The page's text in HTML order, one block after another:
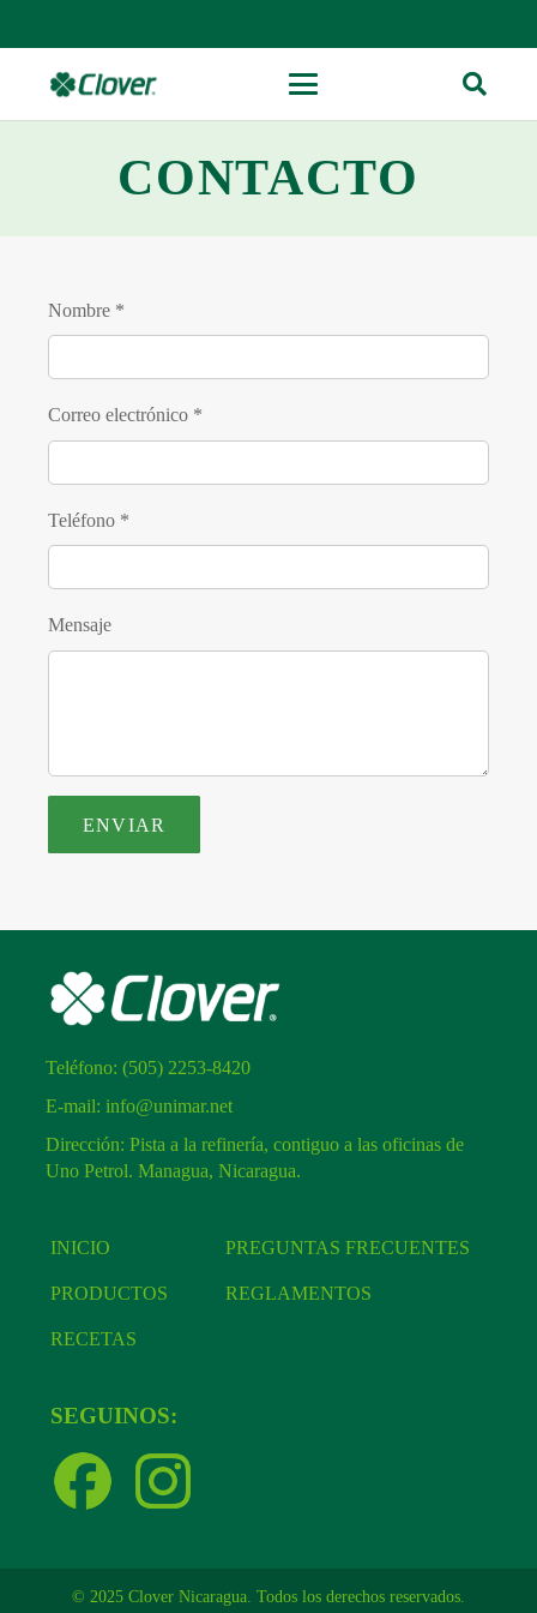
CONTACTO
Nombre *
Correo electrónico *
Teléfono *
Mensaje
Teléfono:(505) 2253-8420
E-mail: info@unimar.net
Dirección: Pista a la refinería, contiguo a las oficinas de
Uno Petrol. Managua, Nicaragua.
INICIO
PRODUCTOS
RECETAS
PREGUNTAS FRECUENTES
REGLAMENTOS
SEGUINOS:
© 2025 Clover Nicaragua. Todos los derechos reservados.